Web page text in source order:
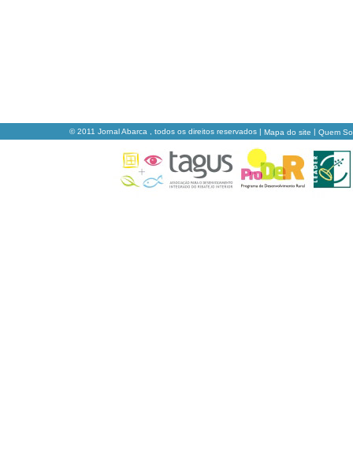
© 2011 Jornal Abarca , todos os direitos reservados | Mapa do site | Quem